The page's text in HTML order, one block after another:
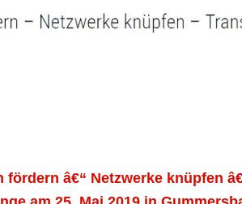
â€“ Netzwerke knüpfen